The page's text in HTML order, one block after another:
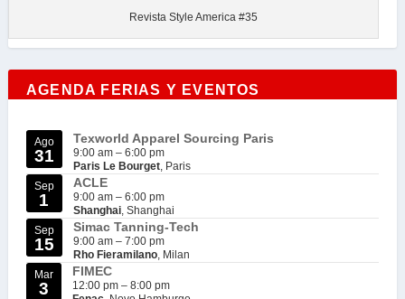
Revista Style America #35
AGENDA FERIAS Y EVENTOS
Ago
31
Texworld Apparel Sourcing Paris
9:00 am – 6:00 pm
Paris Le Bourget, Paris
Sep
1
ACLE
9:00 am – 6:00 pm
Shanghai, Shanghai
Sep
15
Simac Tanning-Tech
9:00 am – 7:00 pm
Rho Fieramilano, Milan
Mar
3
FIMEC
12:00 pm – 8:00 pm